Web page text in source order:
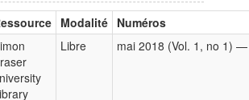
Modalité Numéros
Libre mai 2018 (Vol. 1, no 1)